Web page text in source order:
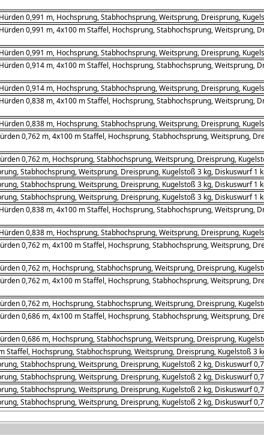
0,991 m, Hochsprung, Stabhochsprung, Weitsprung, Dreisprung,
0,991 m, 4x100 m Staffel, Hochsprung, Stabhochsprung, Weitsprung,
0,991 m, Hochsprung, Stabhochsprung, Weitsprung, Dreisprung,
0,914 m, 4x100 m Staffel, Hochsprung, Stabhochsprung, Weitsprung,
0,914 m, Hochsprung, Stabhochsprung, Weitsprung, Dreisprung,
0,838 m, 4x100 m Staffel, Hochsprung, Stabhochsprung, Weitsprung,
0,838 m, Hochsprung, Stabhochsprung, Weitsprung, Dreisprung,
0,762 m, 4x100 m Staffel, Hochsprung, Stabhochsprung, Weitsprung,
0,762 m, Hochsprung, Stabhochsprung, Weitsprung, Dreisprung,
Stabhochsprung, Weitsprung, Dreisprung, Kugelstoß 3 kg, Diskuswurf 1
Stabhochsprung, Weitsprung, Dreisprung, Kugelstoß 3 kg, Diskuswurf 1
Stabhochsprung, Weitsprung, Dreisprung, Kugelstoß 3 kg, Diskuswurf 1
0,838 m, 4x100 m Staffel, Hochsprung, Stabhochsprung, Weitsprung,
0,838 m, Hochsprung, Stabhochsprung, Weitsprung, Dreisprung,
0,762 m, 4x100 m Staffel, Hochsprung, Stabhochsprung, Weitsprung,
0,762 m, Hochsprung, Stabhochsprung, Weitsprung, Dreisprung,
0,762 m, 4x100 m Staffel, Hochsprung, Stabhochsprung, Weitsprung,
0,762 m, Hochsprung, Stabhochsprung, Weitsprung, Dreisprung,
0,686 m, 4x100 m Staffel, Hochsprung, Stabhochsprung, Weitsprung,
0,686 m, Hochsprung, Stabhochsprung, Weitsprung, Dreisprung,
Staffel, Hochsprung, Stabhochsprung, Weitsprung, Dreisprung, Kugelstoß 3
Stabhochsprung, Weitsprung, Dreisprung, Kugelstoß 2 kg, Diskuswurf
Stabhochsprung, Weitsprung, Dreisprung, Kugelstoß 2 kg, Diskuswurf
Stabhochsprung, Weitsprung, Dreisprung, Kugelstoß 2 kg, Diskuswurf
Stabhochsprung, Weitsprung, Dreisprung, Kugelstoß 2 kg, Diskuswurf